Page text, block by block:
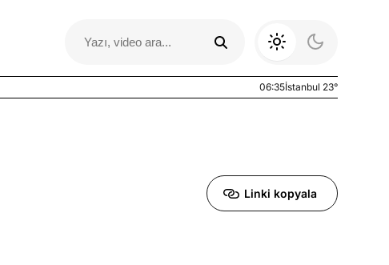
06:35İstanbul 23°
Linki kopyala